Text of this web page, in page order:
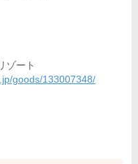
ゾート
goods/133007348/